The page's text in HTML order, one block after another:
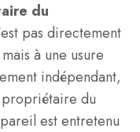
du
pas directement
à une usure
indépendant,
du
est entretenu